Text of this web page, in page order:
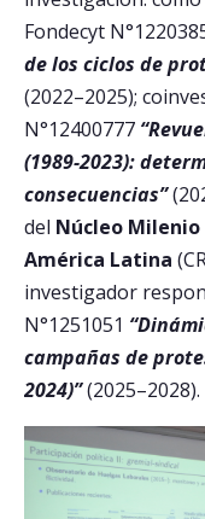
Fondecyt
de los ciclos de
(2022–2025);
N°12400777
(1989-2023):
consecuencias”
del Núcleo
América Latina
investigador
N°1251051
campañas de
2024)”(2025–2028).